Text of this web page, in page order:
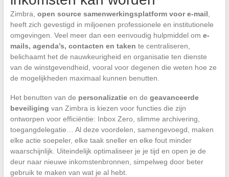
Zimbra, open source samenwerkingsplatform voor e-mail
heeft zich gevestigd in miljoenen professionele en institutionele
omgevingen. Veel meer dan een eenvoudig hulpmiddel om e-
mails, agenda’s, contacten en taken te centraliseren,
belichaamt het de nauwkeurigheid en organisatie ten dienste
van de winstgevendheid, vooral voor degenen die weten hoe ze
de mogelijkheden maximaal kunnen benutten.
Het benutten van de personalizatieen de geavanceerde
beveiliging van Zimbra is kiezen voor functies die zijn
ontworpen voor efficiëntie: Inbox Zero, slimme archivering,
toegangdelegatie… Al deze voordelen, samengevoegd, maken
elke actie soepeler, elke taak sneller en elke fout minder
waarschijnlijk. Uiteindelijk optimaliseer je je tijd en open je de
deur naar nieuwe inkomstenbronnen, simpelweg door beter
gebruik te maken van wat je al hebt.